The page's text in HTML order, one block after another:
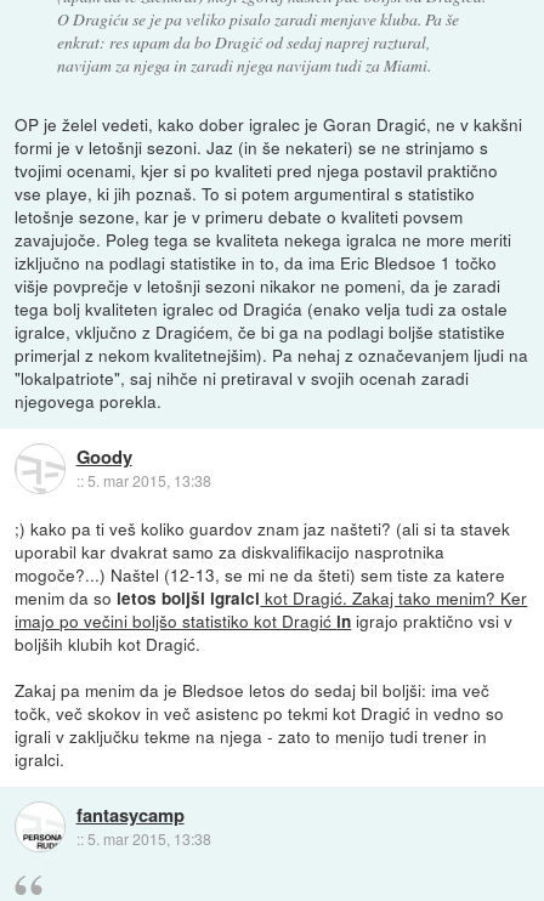
O Dragiću se je pa veliko pisalo zaradi menjave kluba. Pa še
enkrat: res upam da bo Dragić od sedaj naprej raztural,
navijam za njega in zaradi njega navijam tudi za Miami.
OP je želel vedeti, kako dober igralec je Goran Dragić, ne v kakšni
formi je v letošnji sezoni. Jaz (in še nekateri) se ne strinjamo s
tvojimi ocenami, kjer si po kvaliteti pred njega postavil praktično
vse playe, ki jih poznaš. To si potem argumentiral s statistiko
letošnje sezone, kar je v primeru debate o kvaliteti povsem
zavajujoče. Poleg tega se kvaliteta nekega igralca ne more meriti
izključno na podlagi statistike in to, da ima Eric Bledsoe 1 točko
višje povprečje v letošnji sezoni nikakor ne pomeni, da je zaradi
tega bolj kvaliteten igralec od Dragića (enako velja tudi za ostale
igralce, vključno z Dragićem, če bi ga na podlagi boljše statistike
primerjal z nekom kvalitetnejšim). Pa nehaj z označevanjem ljudi na
"lokalpatriote", saj nihče ni pretiraval v svojih ocenah zaradi
njegovega porekla.
Goody
::5. mar 2015, 13:38
;) kako pa ti veš koliko guardov znam jaz našteti? (ali si ta stavek
uporabil kar dvakrat samo za diskvalifikacijo nasprotnika
mogoče?...) Naštel (12-13, se mi ne da šteti) sem tiste za katere
menim da so letos boljši igralci kot Dragić. Zakaj tako menim? Ker
imajo po večini boljšo statistiko kot Dragić in igrajo praktično vsi v
boljših klubih kot Dragić.
Zakaj pa menim da je Bledsoe letos do sedaj bil boljši: ima več
točk, več skokov in več asistenc po tekmi kot Dragić in vedno so
igrali v zaključku tekme na njega - zato to menijo tudi trener in
igralci.
fantasycamp
:: 5. mar 2015, 13:38